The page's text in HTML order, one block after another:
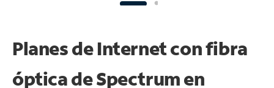
Planes de Internet con fibra
óptica de Spectrum en